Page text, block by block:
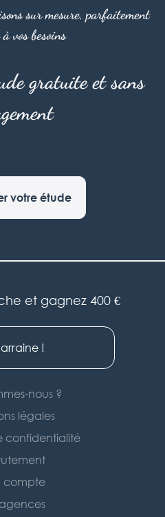
sur mesure, parfaitement
vos besoins
gratuite et sans
votre étude
et gagnez 400 €
!
nous ?
légales
confidentialité
compte